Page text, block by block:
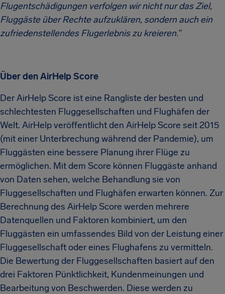
Flugentschädigungen verfolgen wir nicht nur das Ziel,
Fluggäste über Rechte aufzuklären, sondern auch ein
zufriedenstellendes Flugerlebnis zu kreieren.”
Über den AirHelp Score
Der AirHelp Score ist eine Rangliste der besten und
schlechtesten Fluggesellschaften und Flughäfen der
Welt. AirHelp veröffentlicht den AirHelp Score seit 2015
(mit einer Unterbrechung während der Pandemie), um
Fluggästen eine bessere Planung ihrer Flüge zu
ermöglichen. Mit dem Score können Fluggäste anhand
von Daten sehen, welche Behandlung sie von
Fluggesellschaften und Flughäfen erwarten können. Zur
Berechnung des AirHelp Score werden mehrere
Datenquellen und Faktoren kombiniert, um den
Fluggästen ein umfassendes Bild von der Leistung einer
Fluggesellschaft oder eines Flughafens zu vermitteln.
Die Bewertung der Fluggesellschaften basiert auf den
drei Faktoren Pünktlichkeit, Kundenmeinungen und
Bearbeitung von Beschwerden. Diese werden zu